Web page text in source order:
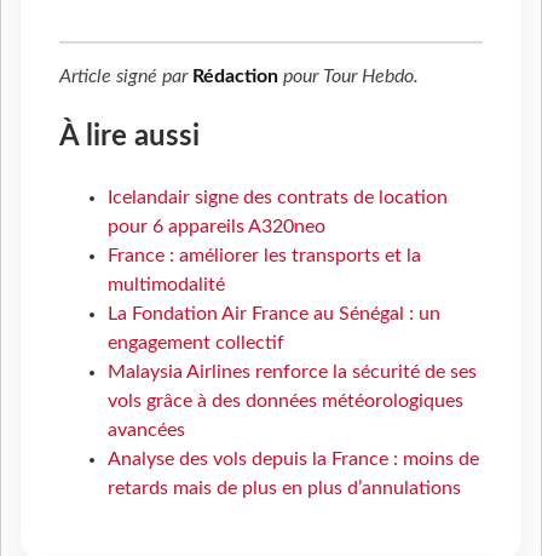
Article signé par Rédaction pour Tour Hebdo.
À lire aussi
Icelandair signe des contrats de location
pour 6 appareils A320neo
France : améliorer les transports et la
multimodalité
La Fondation Air France au Sénégal : un
engagement collectif
Malaysia Airlines renforce la sécurité de ses
vols grâce à des données météorologiques
avancées
Analyse des vols depuis la France : moins de
retards mais de plus en plus d’annulations